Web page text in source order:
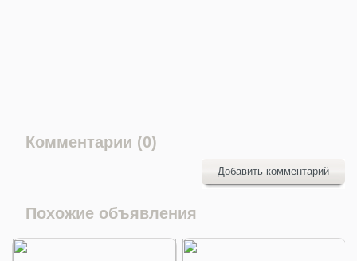
Комментарии (0)
Добавить комментарий
Похожие объявления